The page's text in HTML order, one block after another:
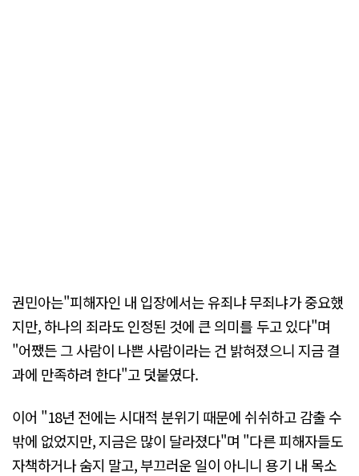
권민아는"피해자인 내 입장에서는 유죄냐 무죄냐가 중요했
지만, 하나의 죄라도 인정된 것에 큰 의미를 두고 있다"며
"어쨌든 그 사람이 나쁜 사람이라는 건 밝혀졌으니 지금 결
과에 만족하려 한다"고 덧붙였다.
이어 "18년 전에는 시대적 분위기 때문에 쉬쉬하고 감출 수
밖에 없었지만, 지금은 많이 달라졌다"며 "다른 피해자들도
자책하거나 숨지 말고, 부끄러운 일이 아니니 용기 내 목소